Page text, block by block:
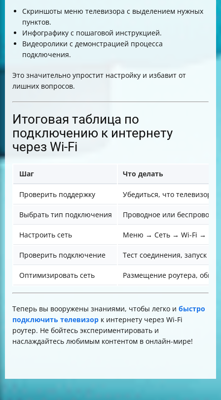
Скриншоты меню телевизора с выделением нужных
пунктов.
Инфографику с пошаговой инструкцией.
Видеоролики с демонстрацией процесса
подключения.
Это значительно упростит настройку и избавит от
лишних вопросов.
Итоговая таблица по
подключению к интернету
через Wi-Fi
Шаг Что делать
Проверить поддержку Убедиться, что телевизор
Выбрать тип подключения Проводное или
Настроить сеть Меню → Сеть → Wi-Fi →
Проверить подключение Тест соединения, запуск
Оптимизировать сеть Размещение роутера,
Теперь вы вооружены знаниями, чтобы легко и быстро
подключить телевизор к интернету через Wi-Fi
роутер. Не бойтесь экспериментировать и
наслаждайтесь любимым контентом в онлайн-мире!